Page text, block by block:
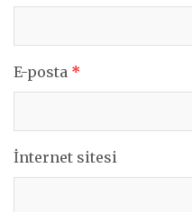
E-posta *
İnternet sitesi